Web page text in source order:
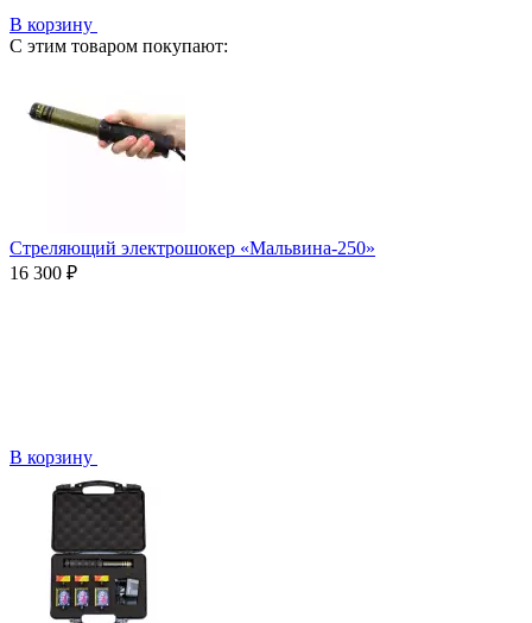
В корзину
С этим товаром покупают:
Стреляющий электрошокер «Мальвина-250»
16 300 ₽
В корзину